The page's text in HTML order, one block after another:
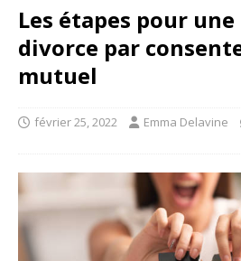
Les étapes pour
divorce par
mutuel
février 25, 2022 Emma Delavine